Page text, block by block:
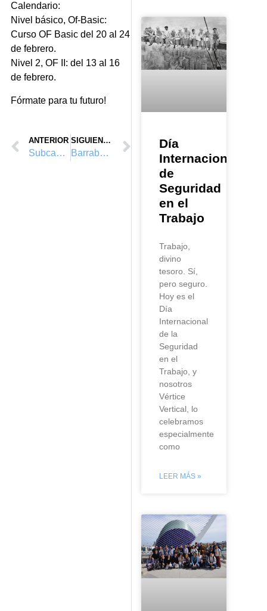
Calendario:
Nivel básico, Of-Basic:
Curso OF Basic del 20 al 24
de febrero.
Nivel 2, OF II: del 13 al 16
de febrero.
Fórmate para tu futuro!
ANTERIOR
Subcampeones del European Challenge de Petzl!
SIGUIENTE
Barrabés habla de Vértice Vertical™
Día
Internacional
de
Seguridad
en el
Trabajo
Trabajo,
divino
tesoro. Sí,
pero seguro.
Hoy es el
Día
Internacional
de la
Seguridad
en el
Trabajo, y
nosotros
Vértice
Vertical, lo
celebramos
especialmente
como
LEER MÁS »